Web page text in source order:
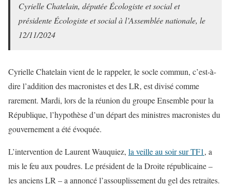
Cyrielle Chatelain, députée Écologiste et social et
présidente Écologiste et social à l’Assemblée nationale, le
12/11/2024
Cyrielle Chatelain vient de le rappeler, le socle commun, c’est-à-
dire l’addition des macronistes et des LR, est divisé comme
rarement. Mardi, lors de la réunion du groupe Ensemble pour la
République, l’hypothèse d’un départ des ministres macronistes du
gouvernement a été évoquée.
L’intervention de Laurent Wauquiez, la veille au soir sur TF1, a
mis le feu aux poudres. Le président de la Droite républicaine –
les anciens LR – a annoncé l’assouplissement du gel des retraites.